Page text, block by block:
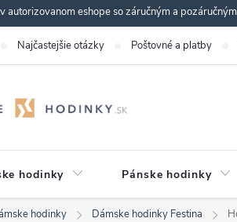
autorizovanom eshope so záručným a
Najčastejšie otázky Poštovné a platby
hodinky Pánske hodinky
hodinky Dámske hodinky Festina